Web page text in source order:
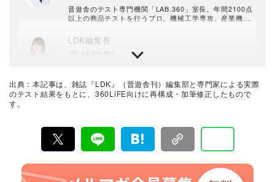
晋遊舎のテスト専門機関「LAB.360」室長。年間2100点
以上の商品テストを行うプロ。機械工学専攻。産業機械
を経て、民間の試験機関で多くの商品テストに従事。テ
スト方法の立案から試験デザイン、試験装置の製作、テ
スト実施まで一貫した商品テストを手がける。日用雑貨
手法を心がけている。趣味はプラモデル作り。
LDK編集長
ジャンルは収納や日用品、文房具・雑貨など。人気ショ
ップ巡りも日課。1993年生まれ。2018年に晋遊舎に入社
後、雑誌『MONOQLO』を経て、2023年『LDK』編集
『LDK』は2012年の創刊以来、晋遊舎の理念である「遊
びある、ホンネ」を胸に、消費者目線で本音の商品テス
発行の雑誌とWebサイトで、掃除用品から収納インテリ
ア、食品まで、あらゆるジャンルの商品を徹底的に検
出典：本記事は、雑誌『LDK』（晋遊舎刊）編集部と専門家による実際
のテスト結果をもとに、360LiFE向けに再構成・加筆修正したもので
す。